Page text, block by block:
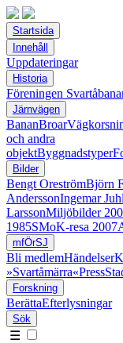
Startsida
Innehåll
Uppdateringar
Historia
Föreningen
Järnvägen
BananBroar
och andra
objektByggnadstyper
Bilder
Bengt OreströmBjörn
AnderssonIngemar
LarssonMiljöbilder
1985SMoK-resa 2007
mfÖrSJ
Bli medlemHändelser
»Svartåmärra«Press
Forskning
BerättaEfterlysningar
Sök
☰